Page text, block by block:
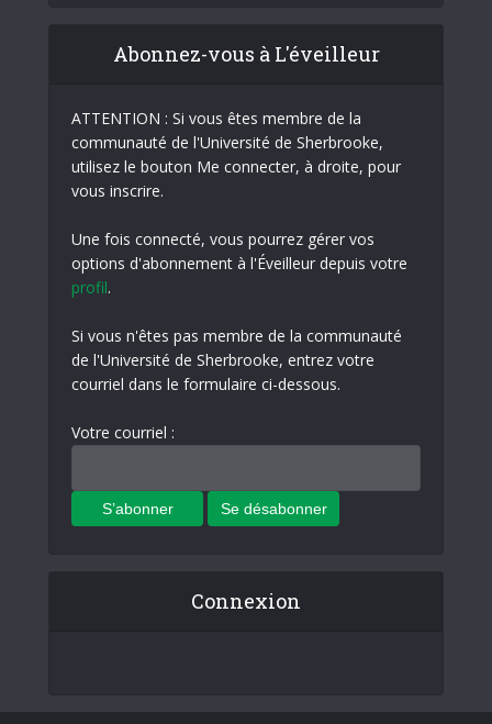
Abonnez-vous à L'éveilleur
ATTENTION : Si vous êtes membre de la
communauté de l'Université de Sherbrooke,
utilisez le bouton Me connecter, à droite, pour
vous inscrire.
Une fois connecté, vous pourrez gérer vos
options d'abonnement à l'Éveilleur depuis votre
profil.
Si vous n'êtes pas membre de la communauté
de l'Université de Sherbrooke, entrez votre
courriel dans le formulaire ci-dessous.
Votre courriel :
Connexion